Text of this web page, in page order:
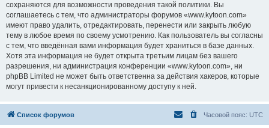
сохраняются для возможности проведения такой политики. Вы
соглашаетесь с тем, что администраторы форумов «www.kytoon.com»
имеют право удалить, отредактировать, перенести или закрыть любую
тему в любое время по своему усмотрению. Как пользователь вы согласны
с тем, что введённая вами информация будет храниться в базе данных.
Хотя эта информация не будет открыта третьим лицам без вашего
разрешения, ни администрация конференции «www.kytoon.com», ни
phpBB Limited не может быть ответственна за действия хакеров, которые
могут привести к несанкционированному доступу к ней.
Список форумов Часовой пояс: UTC